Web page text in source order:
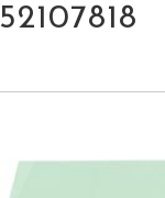
52107818